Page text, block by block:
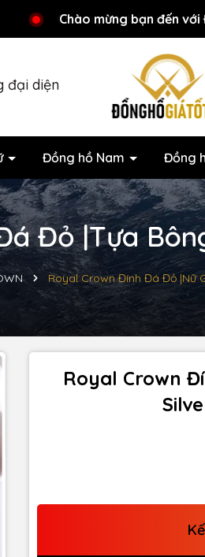
Chào mừng bạn đến
Chương trình khuyến
đại diện
Đồng hồ Nam Đồng
Đỏ |Tựa
Royal Crown Đính Đá Đỏ |Nữ
Royal Crown